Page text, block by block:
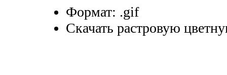
Формат: .gif
Скачать растровую